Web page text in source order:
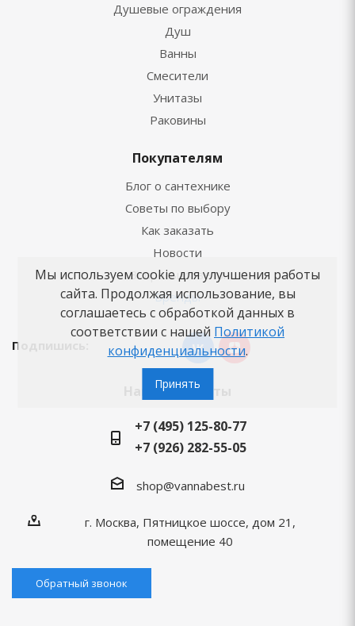
Душевые ограждения
Душ
Ванны
Смесители
Унитазы
Раковины
Покупателям
Блог о сантехнике
Советы по выбору
Как заказать
Новости
Вопросы-ответы
Бренды
Подпишись:
Наши контакты
+7 (495) 125-80-77
+7 (926) 282-55-05
shop@vannabest.ru
г. Москва, Пятницкое шоссе, дом 21,
помещение 40
Обратный звонок
Мы используем cookie для улучшения работы
сайта. Продолжая использование, вы
соглашаетесь с обработкой данных в
соответствии с нашей Политикой
конфиденциальности.
Принять